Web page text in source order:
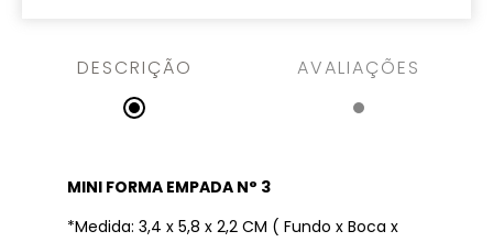
DESCRIÇÃO AVALIAÇÕES
MINI FORMA EMPADA N° 3
*Medida: 3,4 x 5,8 x 2,2 CM ( Fundo x Boca x